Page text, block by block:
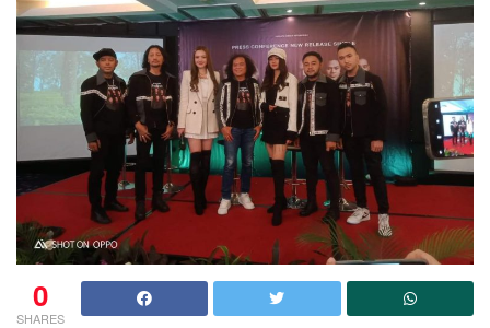
0
SHARES